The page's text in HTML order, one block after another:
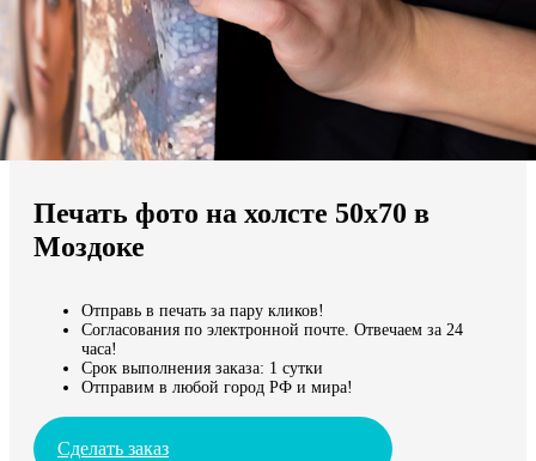
Мы доставляем по всему миру
Продолжить без города
Печать фото на холсте 50х70 в
Моздоке
Отправь в печать за пару кликов!
Согласования по электронной почте. Отвечаем за 24
часа!
Срок выполнения заказа: 1 сутки
Отправим в любой город РФ и мира!
Сделать заказ